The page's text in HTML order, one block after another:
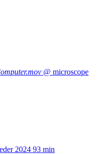
@ microscope
2024 93 min